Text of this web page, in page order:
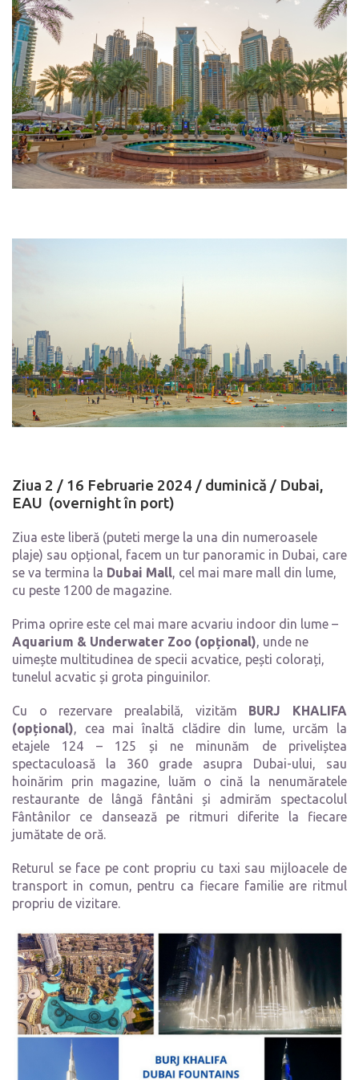
Ziua 2 / 16 Februarie 2024 / duminică / Dubai,
EAU (overnight în port)
Ziua este liberă (puteti merge la una din numeroasele
plaje) sau opțional, facem un tur panoramic in Dubai, care
se va termina la Dubai Mall, cel mai mare mall din lume,
cu peste 1200 de magazine.
Prima oprire este cel mai mare acvariu indoor din lume –
Aquarium & Underwater Zoo (opțional), unde ne
uimește multitudinea de specii acvatice, pești colorați,
tunelul acvatic și grota pinguinilor.
Cu o rezervare prealabilă, vizităm BURJ KHALIFA
(opțional), cea mai înaltă clădire din lume, urcăm la
etajele 124 – 125 și ne minunăm de priveliștea
spectaculoasă la 360 grade asupra Dubai-ului, sau
hoinărim prin magazine, luăm o cină la nenumăratele
restaurante de lângă fântâni și admirăm spectacolul
Fântânilor ce dansează pe ritmuri diferite la fiecare
jumătate de oră.
Returul se face pe cont propriu cu taxi sau mijloacele de
transport in comun, pentru ca fiecare familie are ritmul
propriu de vizitare.